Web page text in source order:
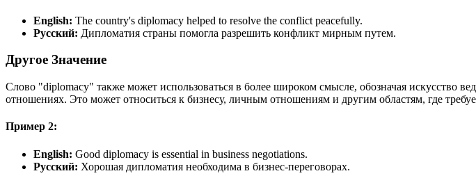
English: The country's diplomacy helped to resolve the conflict peacefully.
Русский: Дипломатия страны помогла разрешить конфликт мирным путем.
Другое Значение
Слово "diplomacy" также может использоваться в более широком смысле, обозначая искусство
отношениях. Это может относиться к бизнесу, личным отношениям и другим областям, где
Пример 2:
English: Good diplomacy is essential in business negotiations.
Русский: Хорошая дипломатия необходима в бизнес-переговорах.